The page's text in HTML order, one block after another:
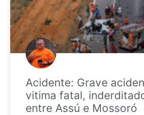
Acidente: Grave
vitima fatal,
entre Assú e Mossoró